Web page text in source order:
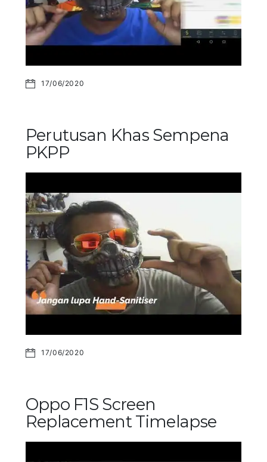
17/06/2020
Perutusan Khas Sempena
PKPP
17/06/2020
Oppo F1S Screen
Replacement Timelapse